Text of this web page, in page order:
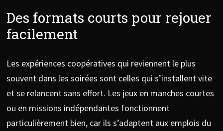
Des formats courts pour rejouer
facilement
Les expériences coopératives qui reviennent le plus
souvent dans les soirées sont celles qui s’installent vite
et se relancent sans effort. Les jeux en manches courtes
ou en missions indépendantes fonctionnent
particulièrement bien, car ils s’adaptent aux emplois du